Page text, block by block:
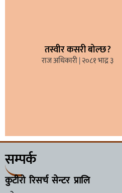
तस्वीर कसरी बोल्छ?
राज अधिकारी २०८१ भाद्र ३
सम्पर्क
कुटीरो रिसर्च सेन्टर प्रालि